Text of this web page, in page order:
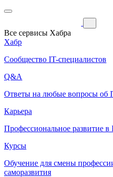
Все сервисы Хабра
Хабр
Сообщество IT-специалистов
Q&A
Ответы на любые вопросы об
Карьера
Профессиональное развитие в
Курсы
Обучение для смены
саморазвития